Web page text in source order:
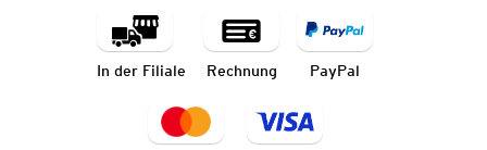
In der Filiale Rechnung PayPal